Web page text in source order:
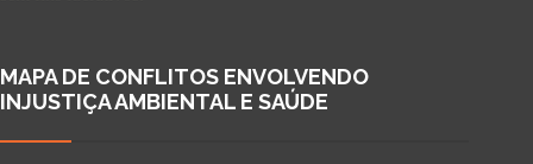
MAPA DE CONFLITOS ENVOLVENDO
INJUSTIÇA AMBIENTAL E SAÚDE